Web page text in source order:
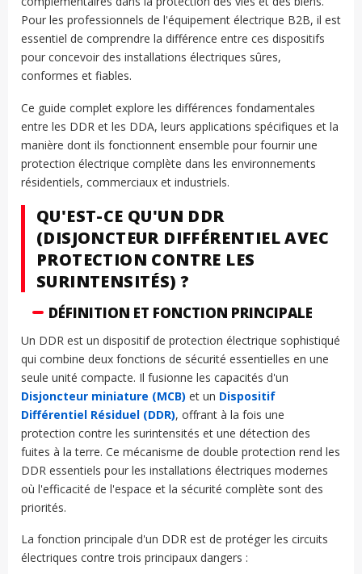
Pour les professionnels de l'équipement électrique B2B, il est
essentiel de comprendre la différence entre ces dispositifs
pour concevoir des installations électriques sûres,
conformes et fiables.
Ce guide complet explore les différences fondamentales
entre les DDR et les DDA, leurs applications spécifiques et la
manière dont ils fonctionnent ensemble pour fournir une
protection électrique complète dans les environnements
résidentiels, commerciaux et industriels.
QU'EST-CE QU'UN DDR
(DISJONCTEUR DIFFÉRENTIEL AVEC
PROTECTION CONTRE LES
SURINTENSITÉS) ?
DÉFINITION ET FONCTION PRINCIPALE
Un DDR est un dispositif de protection électrique sophistiqué
qui combine deux fonctions de sécurité essentielles en une
seule unité compacte. Il fusionne les capacités d'un
Disjoncteur miniature (MCB) et un Dispositif
Différentiel Résiduel (DDR), offrant à la fois une
protection contre les surintensités et une détection des
fuites à la terre. Ce mécanisme de double protection rend les
DDR essentiels pour les installations électriques modernes
où l'efficacité de l'espace et la sécurité complète sont des
priorités.
La fonction principale d'un DDR est de protéger les circuits
électriques contre trois principaux dangers :